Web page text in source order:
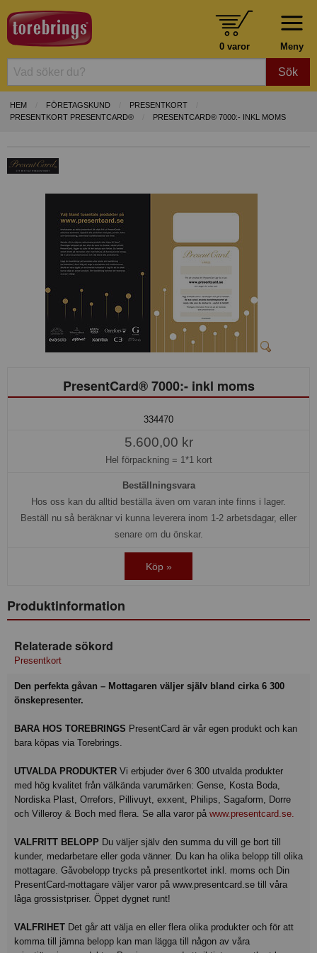
Meny
0 varor
Sök
HEM FÖRETAGSKUND
PRESENTKORT
PRESENTKORT PRESENTCARD®
PRESENTCARD® 7000:- INKL MOMS
PresentCard® 7000:- inkl moms
334470
5.600,00 kr
Hel förpackning = 1*1 kort
Beställningsvara
Hos oss kan du alltid beställa även om varan inte finns i lager.
Beställ nu så beräknar vi kunna leverera inom 1-2 arbetsdagar, eller
senare om du önskar.
Köp »
Produktinformation
Relaterade sökord
Presentkort
Den perfekta gåvan – Mottagaren väljer själv bland cirka 6 300
önskepresenter.
BARA HOS TOREBRINGS PresentCard är vår egen produkt och kan
bara köpas via Torebrings.
UTVALDA PRODUKTER Vi erbjuder över 6 300 utvalda produkter
med hög kvalitet från välkända varumärken: Gense, Kosta Boda,
Nordiska Plast, Orrefors, Pillivuyt, exxent, Philips, Sagaform, Dorre
och Villeroy & Boch med flera. Se alla varor på www.presentcard.se.
VALFRITT BELOPP Du väljer själv den summa du vill ge bort till
kunder, medarbetare eller goda vänner. Du kan ha olika belopp till olika
mottagare. Gåvobelopp trycks på presentkortet inkl. moms och Din
PresentCard-mottagare väljer varor på www.presentcard.se till våra
låga grossistpriser. Öppet dygnet runt!
VALFRIHET Det går att välja en eller flera olika produkter och för att
komma till jämna belopp kan man lägga till någon av våra